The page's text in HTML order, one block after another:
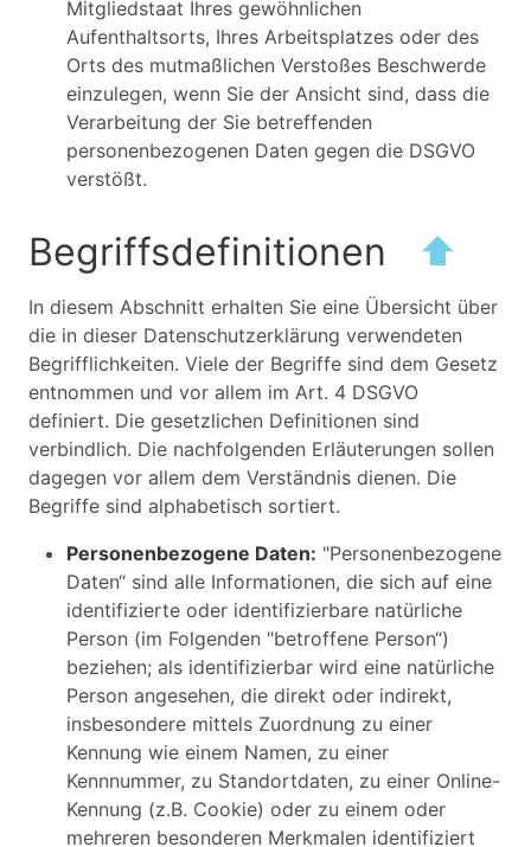
Mitgliedstaat Ihres gewöhnlichen
Aufenthaltsorts, Ihres Arbeitsplatzes oder des
Orts des mutmaßlichen Verstoßes Beschwerde
einzulegen, wenn Sie der Ansicht sind, dass die
Verarbeitung der Sie betreffenden
personenbezogenen Daten gegen die DSGVO
verstößt.
Begriffsdefinitionen ⬆
In diesem Abschnitt erhalten Sie eine Übersicht über
die in dieser Datenschutzerklärung verwendeten
Begrifflichkeiten. Viele der Begriffe sind dem Gesetz
entnommen und vor allem im Art. 4 DSGVO
definiert. Die gesetzlichen Definitionen sind
verbindlich. Die nachfolgenden Erläuterungen sollen
dagegen vor allem dem Verständnis dienen. Die
Begriffe sind alphabetisch sortiert.
Personenbezogene Daten: "Personenbezogene
Daten“ sind alle Informationen, die sich auf eine
identifizierte oder identifizierbare natürliche
Person (im Folgenden "betroffene Person“)
beziehen; als identifizierbar wird eine natürliche
Person angesehen, die direkt oder indirekt,
insbesondere mittels Zuordnung zu einer
Kennung wie einem Namen, zu einer
Kennnummer, zu Standortdaten, zu einer Online-
Kennung (z.B. Cookie) oder zu einem oder
mehreren besonderen Merkmalen identifiziert